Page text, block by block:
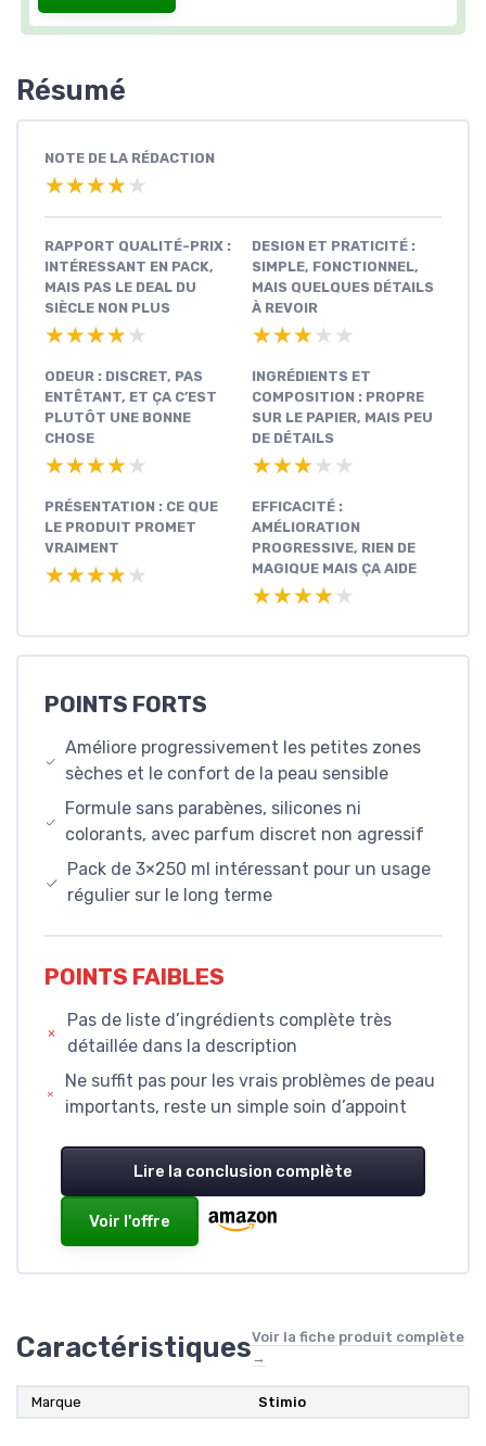
Résumé
NOTE DE LA RÉDACTION
★★★★★
★★★★★
RAPPORT QUALITÉ-PRIX :
INTÉRESSANT EN PACK,
MAIS PAS LE DEAL DU
SIÈCLE NON PLUS
★★★★★
★★★★★
DESIGN ET PRATICITÉ :
SIMPLE, FONCTIONNEL,
MAIS QUELQUES DÉTAILS
À REVOIR
★★★★★
★★★★★
ODEUR : DISCRET, PAS
ENTÊTANT, ET ÇA C’EST
PLUTÔT UNE BONNE
CHOSE
★★★★★
★★★★★
INGRÉDIENTS ET
COMPOSITION : PROPRE
SUR LE PAPIER, MAIS PEU
DE DÉTAILS
★★★★★
★★★★★
PRÉSENTATION : CE QUE
LE PRODUIT PROMET
VRAIMENT
★★★★★
★★★★★
EFFICACITÉ :
AMÉLIORATION
PROGRESSIVE, RIEN DE
MAGIQUE MAIS ÇA AIDE
★★★★★
★★★★★
POINTS FORTS
Améliore progressivement les petites zones
sèches et le confort de la peau sensible
Formule sans parabènes, silicones ni
colorants, avec parfum discret non agressif
Pack de 3×250 ml intéressant pour un usage
régulier sur le long terme
POINTS FAIBLES
Pas de liste d’ingrédients complète très
détaillée dans la description
Ne suffit pas pour les vrais problèmes de peau
importants, reste un simple soin d’appoint
Lire la conclusion complète
Voir l'offre
CaractéristiquesVoir la fiche produit complète
→
Marque Stimio